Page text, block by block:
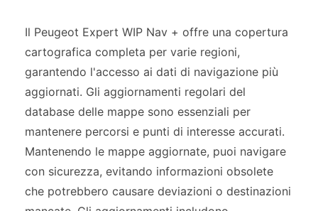
Il Peugeot Expert WIP Nav + offre una copertura
cartografica completa per varie regioni,
garantendo l'accesso ai dati di navigazione più
aggiornati. Gli aggiornamenti regolari del
database delle mappe sono essenziali per
mantenere percorsi e punti di interesse accurati.
Mantenendo le mappe aggiornate, puoi navigare
con sicurezza, evitando informazioni obsolete
che potrebbero causare deviazioni o destinazioni